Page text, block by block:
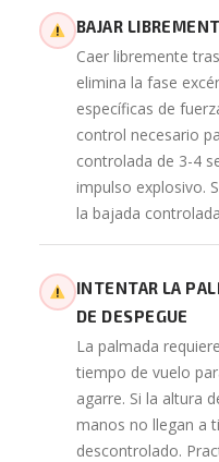
BAJAR
Caer libremente
elimina la fase
específicas de
control necesario
controlada de 3-4
impulso explosivo.
la bajada
INTENTAR LA
DE DESPEGUE
La palmada
tiempo de vuelo
agarre. Si la altura
manos no llegan a
descontrolado.